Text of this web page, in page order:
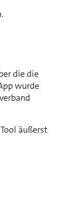
die die
wurde
äußerst